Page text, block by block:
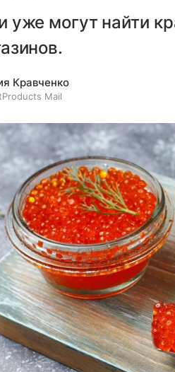
уже могут найти
Кравченко
Mail